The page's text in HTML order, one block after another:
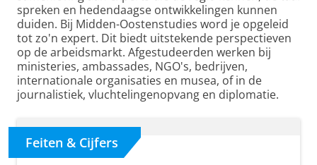
spreken en hedendaagse ontwikkelingen kunnen
duiden. Bij Midden-Oostenstudies word je opgeleid
tot zo'n expert. Dit biedt uitstekende perspectieven
op de arbeidsmarkt. Afgestudeerden werken bij
ministeries, ambassades, NGO's, bedrijven,
internationale organisaties en musea, of in de
journalistiek, vluchtelingenopvang en diplomatie.
Feiten & Cijfers